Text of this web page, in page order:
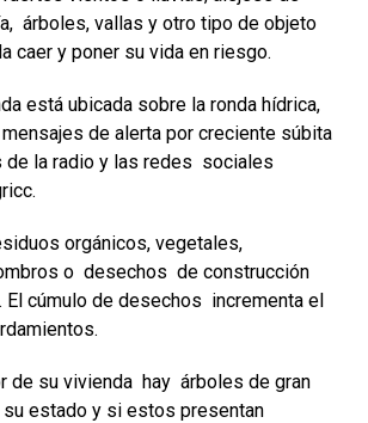
árboles, vallas y otro tipo de objeto
caer y poner su vida en riesgo.
ubicada sobre la ronda hídrica,
de alerta por creciente súbita
de la radio y las redes sociales
orgánicos, vegetales,
o desechos de construcción
El cúmulo de desechos incrementa el
su vivienda hay árboles de gran
su estado y si estos presentan